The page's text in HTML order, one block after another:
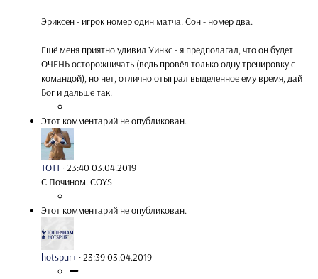
Эриксен - игрок номер один матча. Сон - номер два.
Ещё меня приятно удивил Уинкс - я предполагал, что он будет
ОЧЕНЬ осторожничать (ведь провёл только одну тренировку с
командой), но нет, отлично отыграл выделенное ему время, дай
Бог и дальше так.
Этот комментарий не опубликован.
TOTT ·23:40 03.04.2019
С Почином. COYS
Этот комментарий не опубликован.
hotspur+ ·23:39 03.04.2019